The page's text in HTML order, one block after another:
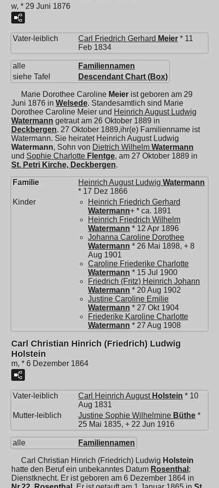
w, * 29 Juni 1876
Vater-leiblich Carl Friedrich Gerhard Meier * 11
Feb 1834
alle
Familiennamen
siehe Tafel
Descendant Chart (Box)
Marie Dorothee Caroline Meier ist geboren am 29
Juni 1876 in Welsede. Standesamtlich sind Marie
Dorothee Caroline Meier und Heinrich August Ludwig
Watermann getraut am 26 Oktober 1889 in
Deckbergen. 27 Oktober 1889,ihr(e) Familienname ist
Watermann. Sie heiratet Heinrich August Ludwig
Watermann, Sohn von Dietrich Wilhelm Watermann
und Sophie Charlotte Flentge, am 27 Oktober 1889 in
St. Petri Kirche, Deckbergen.
Familie Heinrich August Ludwig Watermann
* 17 Dez 1866
Kinder
Heinrich Friedrich Gerhard
Watermann+ * ca. 1891
Heinrich Friedrich Wilhelm
Watermann * 12 Apr 1896
Johanna Caroline Dorothee
Watermann * 26 Mai 1898, + 8
Aug 1901
Caroline Friederike Charlotte
Watermann * 15 Jul 1900
Friedrich (Fritz) Heinrich Johann
Watermann * 20 Aug 1902
Justine Caroline Emilie
Watermann * 27 Okt 1904
Friederike Karoline Charlotte
Watermann * 27 Aug 1908
Carl Christian Hinrich (Friedrich) Ludwig
Holstein
m, * 6 Dezember 1864
Vater-leiblich Carl Heinrich August Holstein * 10
Aug 1831
Mutter-leiblich
Justine Sophie Wilhelmine Büthe *
25 Mai 1835, + 22 Jun 1916
alle Familiennamen
Carl Christian Hinrich (Friedrich) Ludwig Holstein
hatte den Beruf ein unbekanntes Datum Rosenthal ;
Dienstknecht. Er ist geboren am 6 Dezember 1864 in